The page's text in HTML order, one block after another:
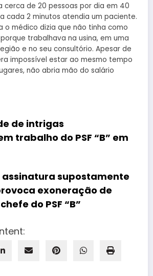
cerca de 20 pessoas por dia em 40
cada 2 minutos atendia um paciente.
o médico dizia que não tinha como
trabalhava na usina, em uma
e no seu consultório. Apesar de
impossível estar ao mesmo tempo
não abria mão do salário
de intrigas
trabalho do PSF “B” em
assinatura supostamente
exoneração de
do PSF “B”